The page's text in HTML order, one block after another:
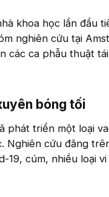
khoa học lần đầu
nghiên cứu tại
các ca phẫu thuật
bóng tối​
phát triển một loại
Nghiên cứu đăng
19, cúm, nhiều loại